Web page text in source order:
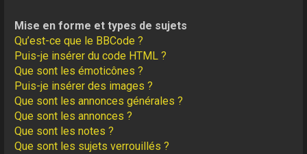
Mise en forme et types de sujets
Qu’est-ce que le BBCode ?
Puis-je insérer du code HTML ?
Que sont les émoticônes ?
Puis-je insérer des images ?
Que sont les annonces générales ?
Que sont les annonces ?
Que sont les notes ?
Que sont les sujets verrouillés ?